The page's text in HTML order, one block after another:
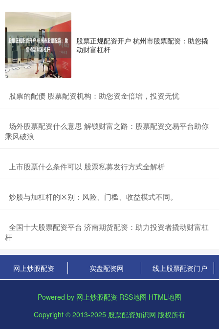
股票正规配资开户 杭州市股票配资：助您撬
动财富杠杆
​股票的配债 股票配资机构：助您资金倍增，投资无忧
​场外股票配资什么意思 解锁财富之路：股票配资交易平台助你
乘风破浪
​上市股票什么条件可以 股票私募发行方式全解析
​炒股与加杠杆的区别：风险、门槛、收益模式不同。
​全国十大股票配资平台 济南期货配资：助力投资者撬动财富杠
杆
网上炒股配资 实盘配资网 线上股票配资门户
Powered by 网上炒股配资 RSS地图 HTML地图
Copyright © 2013-2025 股票配资知识网 版权所有